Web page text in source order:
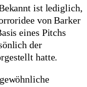
ist lediglich,
von Barker
eines Pitchs
der
hatte.